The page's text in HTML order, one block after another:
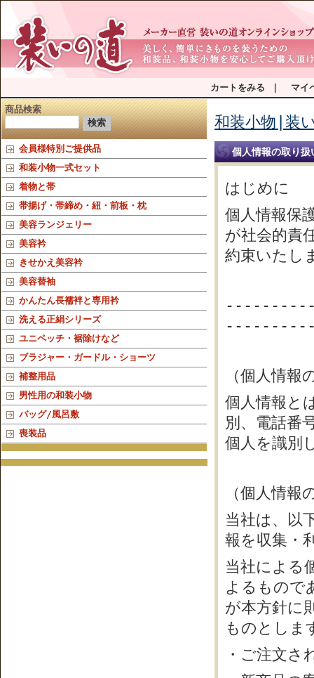
カートをみる マイ
商品検索
会員様特別ご提供品
和装小物一式セット
着物と帯
帯揚げ・帯締め・紐・前板・枕
美容ランジェリー
美容衿
きせかえ美容衿
美容替袖
かんたん長襦袢と専用衿
洗える正絹シリーズ
ユニペッチ・裾除けなど
ブラジャー・ガードル・ショーツ
補整用品
男性用の和装小物
バッグ/風呂敷
喪装品
和装小物|装
個人情報の取り扱
はじめに
個人情報保
が社会的責
約束いたし
（個人情報
個人情報と
別、電話番
個人を識別
（個人情報
当社は、以
報を収集・
当社による
よるもので
が本方針に
ものとしま
・ご注文さ